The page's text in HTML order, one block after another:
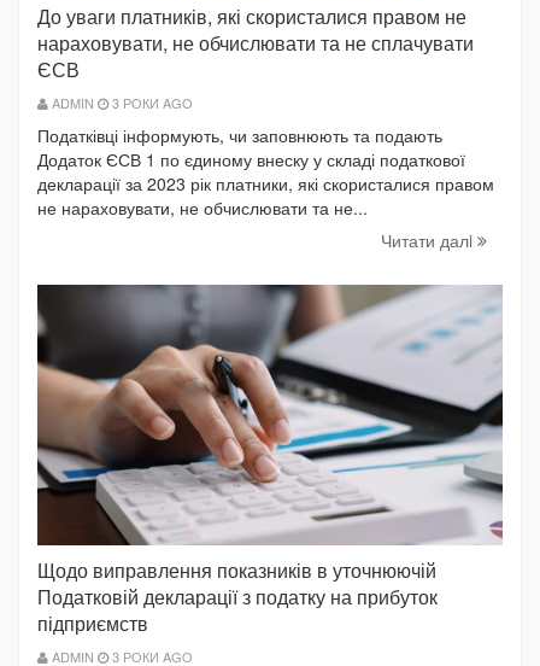
До уваги платників, які скористалися правом не
нараховувати, не обчислювати та не сплачувати
ЄСВ
ADMIN 3 РОКИ AGO
Податківці інформують, чи заповнюють та подають
Додаток ЄСВ 1 по єдиному внеску у складі податкової
декларації за 2023 рік платники, які скористалися правом
не нараховувати, не обчислювати та не...
Читати далi
Щодо виправлення показників в уточнюючій
Податковій декларації з податку на прибуток
підприємств
ADMIN 3 РОКИ AGO